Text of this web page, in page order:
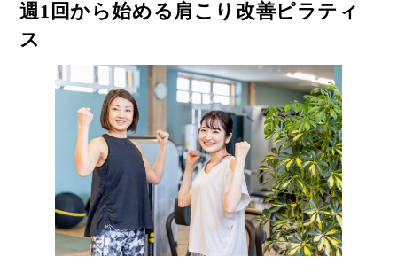
週1回から始める肩こり改善ピラティ
ス